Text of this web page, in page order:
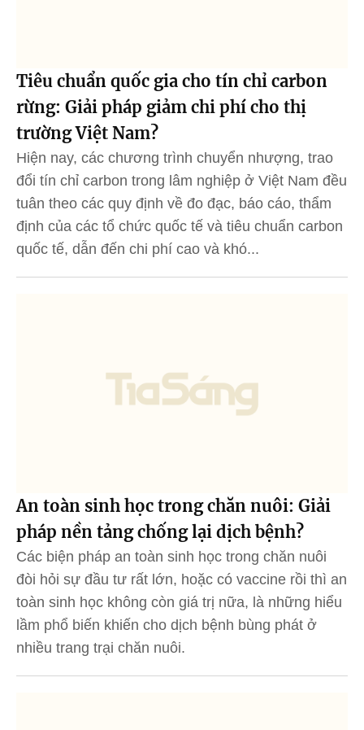
Tiêu chuẩn quốc gia cho tín chỉ carbon
rừng: Giải pháp giảm chi phí cho thị
trường Việt Nam?
Hiện nay, các chương trình chuyển nhượng, trao
đổi tín chỉ carbon trong lâm nghiệp ở Việt Nam đều
tuân theo các quy định về đo đạc, báo cáo, thẩm
định của các tổ chức quốc tế và tiêu chuẩn carbon
quốc tế, dẫn đến chi phí cao và khó...
An toàn sinh học trong chăn nuôi: Giải
pháp nền tảng chống lại dịch bệnh?
Các biện pháp an toàn sinh học trong chăn nuôi
đòi hỏi sự đầu tư rất lớn, hoặc có vaccine rồi thì an
toàn sinh học không còn giá trị nữa, là những hiểu
lầm phổ biến khiến cho dịch bệnh bùng phát ở
nhiều trang trại chăn nuôi.